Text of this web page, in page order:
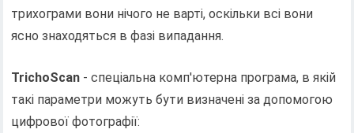
трихограми вони нічого не варті, оскільки всі вони
ясно знаходяться в фазі випадання.
TrichoScan - спеціальна комп'ютерна програма, в якій
такі параметри можуть бути визначені за допомогою
цифрової фотографії: